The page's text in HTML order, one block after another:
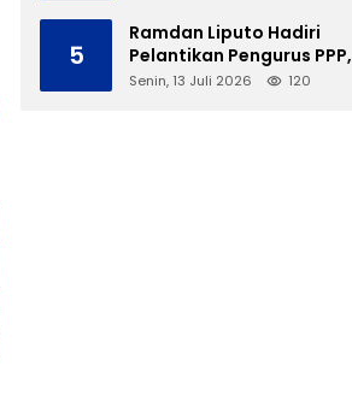
Definitif
5
Ramdan Liputo Hadiri
Pelantikan Pengurus PPP,
Tegaskan Silaturahmi
Senin, 13 Juli 2026 120